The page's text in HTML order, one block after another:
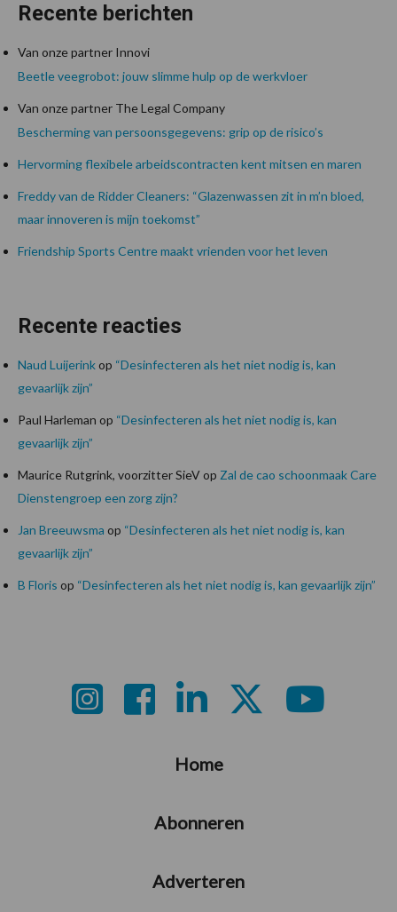
Recente berichten
Van onze partner Innovi
Beetle veegrobot: jouw slimme hulp op de werkvloer
Van onze partner The Legal Company
Bescherming van persoonsgegevens: grip op de risico’s
Hervorming flexibele arbeidscontracten kent mitsen en maren
Freddy van de Ridder Cleaners: “Glazenwassen zit in m’n bloed,
maar innoveren is mijn toekomst”
Friendship Sports Centre maakt vrienden voor het leven
Recente reacties
Naud Luijerinkop “Desinfecteren als het niet nodig is, kan
gevaarlijk zijn”
Paul Harleman op “Desinfecteren als het niet nodig is, kan
gevaarlijk zijn”
Maurice Rutgrink, voorzitter SieVop Zal de cao schoonmaak Care
Dienstengroep een zorg zijn?
Jan Breeuwsma op “Desinfecteren als het niet nodig is, kan
gevaarlijk zijn”
B Floris op “Desinfecteren als het niet nodig is, kan gevaarlijk zijn”
Home
Abonneren
Adverteren